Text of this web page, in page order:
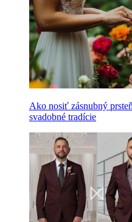
Ako nosiť zásnubný
svadobné tradície